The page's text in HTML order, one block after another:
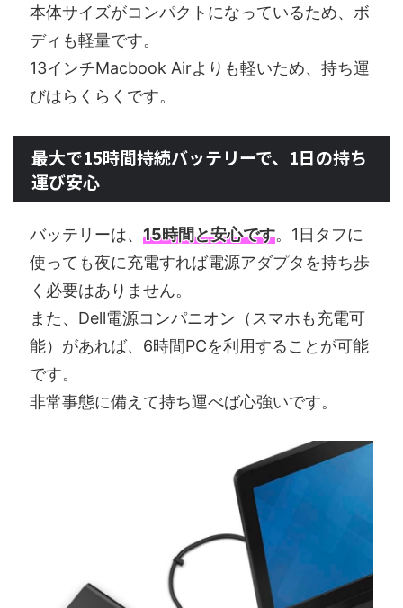
本体サイズがコンパクトになっているため、ボ
ディも軽量です。
13インチMacbook Airよりも軽いため、持ち運
びはらくらくです。
最大で15時間持続バッテリーで、1日の持ち
運び安心
バッテリーは、 15時間と安心です。1日タフに
使っても夜に充電すれば電源アダプタを持ち歩
く必要はありません。
また、Dell電源コンパニオン（スマホも充電可
能）があれば、6時間PCを利用することが可能
です。
非常事態に備えて持ち運べば心強いです。